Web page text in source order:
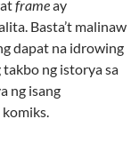
frameay
Basta’t malinaw
dapat na idrowing
takbo ng istorya sa
ng isang